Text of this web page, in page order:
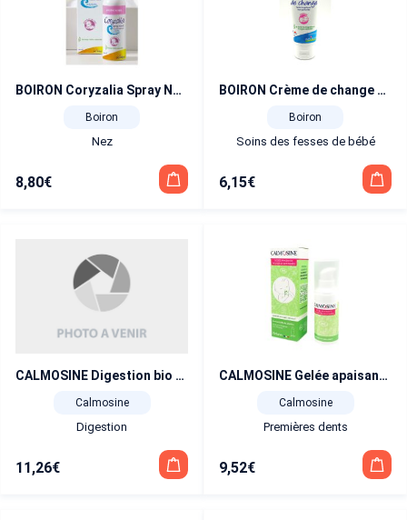
BOIRON Coryzalia Spray Nasal 100 ml
Boiron
Nez
8,80€
BOIRON Crème de change 2 en 1 75 ml
Boiron
Soins des fesses de bébé
6,15€
CALMOSINE Digestion bio boisson apaisante 12 dosettes
Calmosine
Digestion
11,26€
CALMOSINE Gelée apaisante BIO Poussées dentaires 15 ml
Calmosine
Premières dents
9,52€